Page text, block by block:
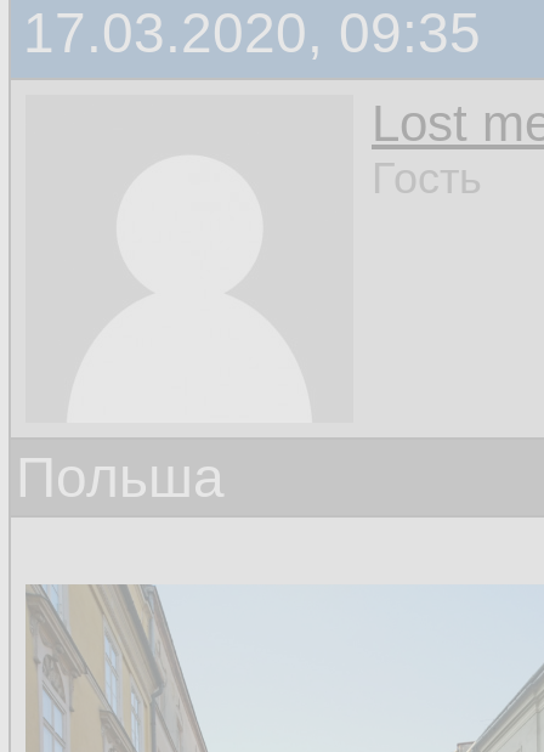
17.03.2020, 09:35
Lost
Гость
Польша